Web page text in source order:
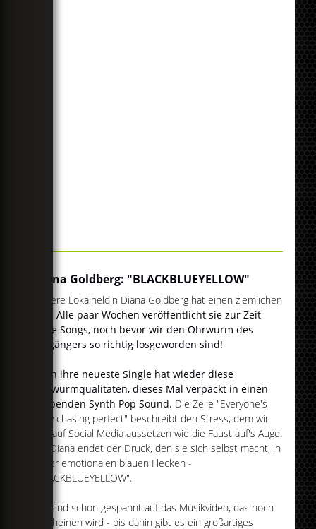
Diana Goldberg: "BLACKBLUEYELLOW"
Unsere Lokalheldin Diana Goldberg hat einen ziemlichen
Lauf:Alle paar Wochen veröffentlicht sie zur Zeit
neue Songs, noch bevor wir den Ohrwurm des
Vorgängers so richtig losgeworden sind!
Auch ihre neueste Single hat wieder diese
Ohrwurmqualitäten, dieses Mal verpackt in einen
treibenden Synth Pop Sound. Die Zeile "Everyone's
busy chasing perfect" beschreibt den Stress, dem wir
uns auf Social Media aussetzen wie die Faust auf's Auge.
Für Diana endet der Druck, den sie sich selbst macht, in
lauter emotionalen blauen Flecken -
"BLACKBLUEYELLOW".
Wir sind schon gespannt auf das Musikvideo, das noch
erscheinen wird - bis dahin gibt es ein großartiges